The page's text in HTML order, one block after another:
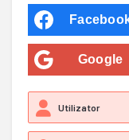
Google